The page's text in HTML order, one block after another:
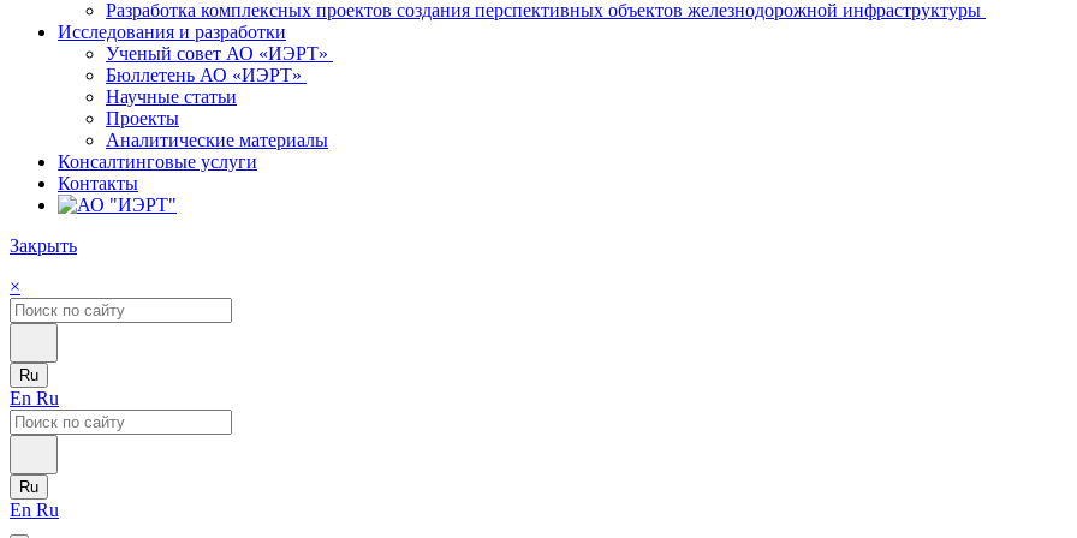
Разработка комплексных проектов создания перспективных объектов железнодорожной инфраструктуры
Исследования и разработки
Ученый совет АО «ИЭРТ»
Бюллетень АО «ИЭРТ»
Научные статьи
Проекты
Аналитические материалы
Консалтинговые услуги
Контакты
Закрыть
×
Ru
En Ru
Ru
En Ru